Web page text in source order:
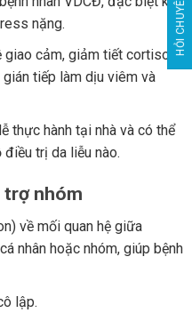
nặng.
cảm, giảm tiết cortisol
tiếp làm dịu viêm và
thực hành tại nhà và có thể
trị da liễu nào.
trợ nhóm
về mối quan hệ giữa
nhân hoặc nhóm, giúp bệnh
lập.